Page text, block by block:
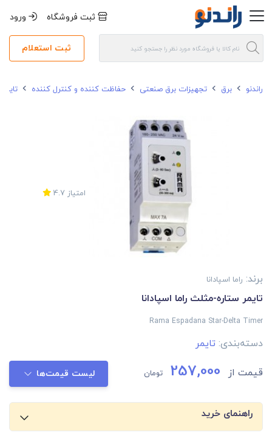
ثبت فروشگاه ورود
ثبت استعلام
راندنو برق تجهیزات برق صنعتی حفاظت کننده و کنترل کننده تایمر
امتیاز 4.7
برند: راما اسپادانا
تایمر ستاره-مثلث راما اسپادانا
Rama Espadana Star-Delta Timer
دسته‌بندی: تایمر
قیمت از 257,000 تومان لیست قیمت‌ها
راهنمای خرید